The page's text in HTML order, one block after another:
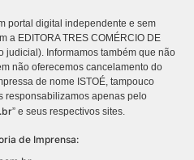
portal digital independente e sem
a EDITORA TRES COMÉRCIO DE
judicial). Informamos também que não
não oferecemos cancelamento do
de nome ISTOÉ, tampouco
responsabilizamos apenas pelo
” e seus respectivos sites.
de Imprensa: